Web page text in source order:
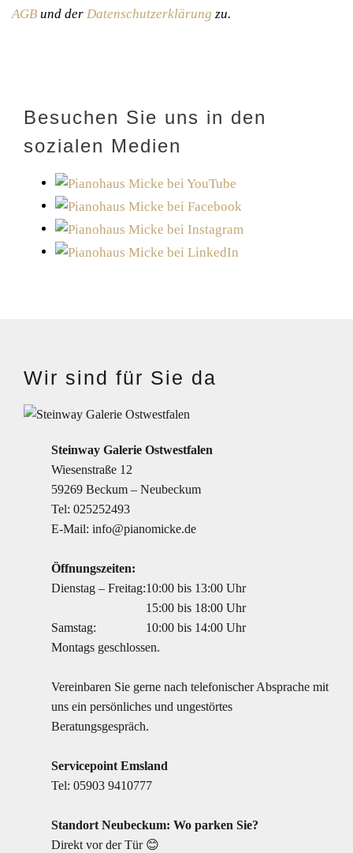
AGB und der Datenschutzerklärung zu.
Besuchen Sie uns in den
sozialen Medien
Wir sind für Sie da
Steinway Galerie Ostwestfalen
Wiesenstraße 12
59269 Beckum – Neubeckum
Tel: 025252493
E-Mail: info@pianomicke.de
Öffnungszeiten:
Dienstag – Freitag:10:00 bis 13:00 Uhr
15:00 bis 18:00 Uhr
Samstag:
10:00 bis 14:00 Uhr
Montags geschlossen.
Vereinbaren Sie gerne nach telefonischer Absprache mit
uns ein persönliches und ungestörtes
Beratungsgespräch.
Servicepoint Emsland
Tel: 05903 9410777
Standort Neubeckum: Wo parken Sie?
Direkt vor der Tür 😊